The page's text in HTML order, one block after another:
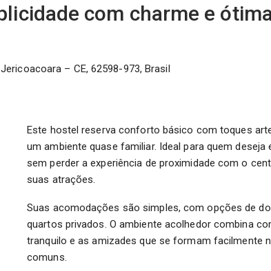
com charme e
– CE, 62598-973, Brasil
Este hostel reserva conforto básico com toques
um ambiente quase familiar. Ideal para quem deseja
sem perder a experiência de proximidade com o
suas atrações.
Suas acomodações são simples, com opções de
quartos privados. O ambiente acolhedor combina
tranquilo e as amizades que se formam facilmente
comuns.